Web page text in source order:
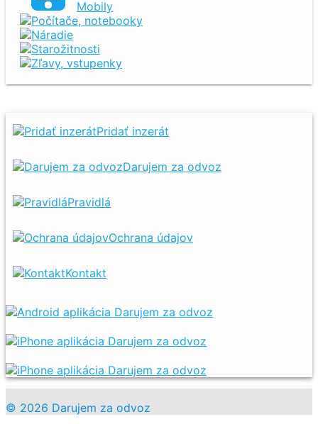
Mobily
Počítače, notebooky
Náradie
Starožitnosti
Zľavy, vstupenky
Pridať inzerát
Darujem za odvoz
Pravidlá
Ochrana údajov
Kontakt
© 2026 Darujem za odvoz